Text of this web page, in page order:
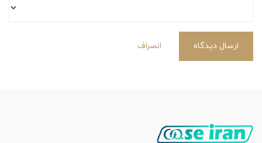
ارسال دیدگاه انصراف